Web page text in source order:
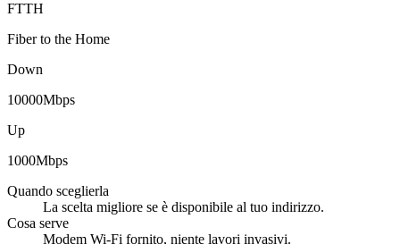
FTTH
Fiber to the Home
Down
10000Mbps
Up
1000Mbps
Quando sceglierla
La scelta migliore se è disponibile al tuo indirizzo.
Cosa serve
Modem Wi-Fi fornito, niente lavori invasivi.